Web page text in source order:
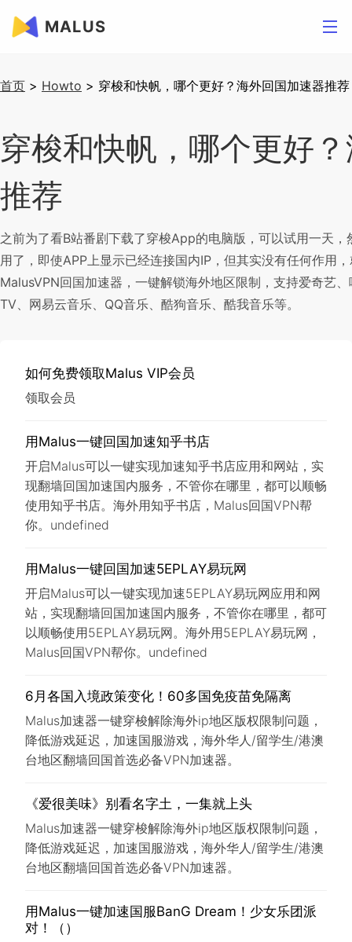
MALUS
首页 > Howto > 穿梭和快帆，哪个更好？海外回国加速器推荐
穿梭和快帆，哪个更好
推荐
之前为了看B站番剧下载了穿梭App的电脑版，可以试用一天
用了，即使APP上显示已经连接国内IP，但其实没有任何作用
MalusVPN回国加速器，一键解锁海外地区限制，支持爱奇艺
TV、网易云音乐、QQ音乐、酷狗音乐、酷我音乐等。
如何免费领取Malus VIP会员
领取会员
用Malus一键回国加速知乎书店
开启Malus可以一键实现加速知乎书店应用和网站，实
现翻墙回国加速国内服务，不管你在哪里，都可以顺畅
使用知乎书店。海外用知乎书店，Malus回国VPN帮
你。undefined
用Malus一键回国加速5EPLAY易玩网
开启Malus可以一键实现加速5EPLAY易玩网应用和网
站，实现翻墙回国加速国内服务，不管你在哪里，都可
以顺畅使用5EPLAY易玩网。海外用5EPLAY易玩网，
Malus回国VPN帮你。undefined
6月各国入境政策变化！60多国免疫苗免隔离
Malus加速器一键穿梭解除海外ip地区版权限制问题，
降低游戏延迟，加速国服游戏，海外华人/留学生/港澳
台地区翻墙回国首选必备VPN加速器。
《爱很美味》别看名字土，一集就上头
Malus加速器一键穿梭解除海外ip地区版权限制问题，
降低游戏延迟，加速国服游戏，海外华人/留学生/港澳
台地区翻墙回国首选必备VPN加速器。
用Malus一键加速国服BanG Dream！少女乐团派
对！（）